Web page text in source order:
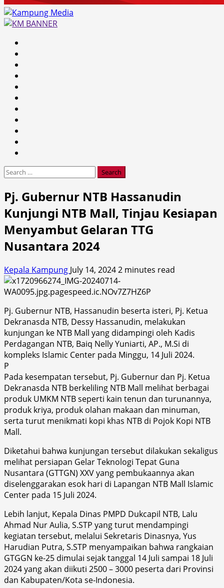
Primary
Menu
Search
Pj. Gubernur NTB Hassanudin
Kunjungi NTB Mall, Tinjau Kesiapan
Menyambut Gelaran TTG
Nusantara 2024
Kepala Kampung July 14, 20242 minutes read
Pj. Gubernur NTB, Hassanudin beserta isteri, Pj. Ketua
Dekranasda NTB, Dessy Hassanudin, melakukan
kunjungan ke NTB Mall yang didampingi oleh Kadis
Perdagangan NTB, Baiq Nelly Yuniarti, AP., M.Si di
kompleks Islamic Center pada Minggu, 14 Juli 2024.
P
Pada kesempatan tersebut, Pj. Gubernur dan Pj. Ketua
Dekranasda NTB berkeliling NTB Mall melihat berbagai
produk UMKM NTB seperti kain tenun dan turunannya,
produk kriya, produk olahan makaan dan minuman,
serta turut menikmati kopi khas NTB di Pojok Kopi NTB
Mall.
Diketahui bahwa kunjungan tersebut dilakukan sekaligus
melihat persiapan Gelar Teknologi Tepat Guna
Nusantara (GTTGN) XXV yang pembukaannya akan
diselenggarakan esok hari di Lapangan NTB Mall Islamic
Center pada 15 Juli 2024.
Lebih lanjut, Kepala Dinas PMPD Dukcapil NTB, Lalu
Ahmad Nur Aulia, S.STP yang turut mendampingi
kegiatan tersebut, melalui Sekretaris Dinasnya, Yus
Harudian Putra, S.STP menyampaikan bahwa rangkaian
GTGGN ke-25 dimulai sejak tanggal 14 Juli sampai 18 Juli
2024 yang akan diikuti 2500 – 3000 peserta dari Provinsi
dan Kabupaten/Kota se-Indonesia.